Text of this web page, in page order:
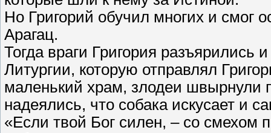
Но Григорий обучил многих и смог
Арагац.
Тогда враги Григория
Литургии, которую отправлял
маленький храм, злодеи швырнули
надеялись, что собака искусает и
«Если твой Бог силен, – со смехом